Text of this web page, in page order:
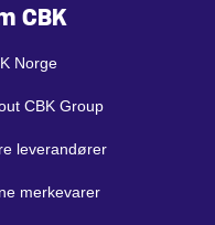
CBK
Norge
CBK Group
leverandører
merkevarer